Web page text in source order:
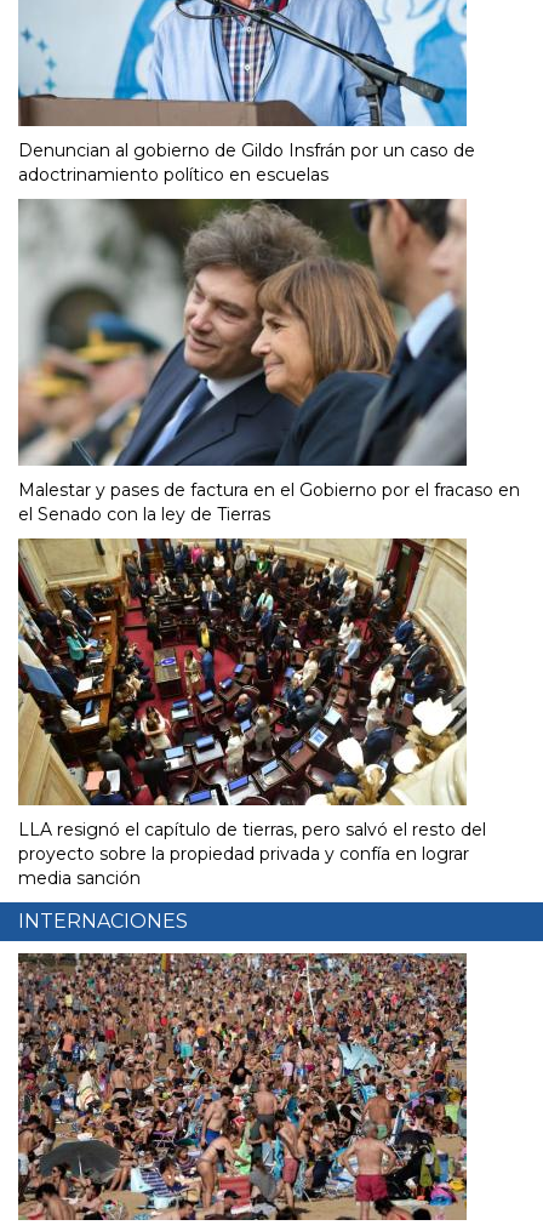
Denuncian al gobierno de Gildo Insfrán por un caso de
adoctrinamiento político en escuelas
Malestar y pases de factura en el Gobierno por el fracaso en
el Senado con la ley de Tierras
LLA resignó el capítulo de tierras, pero salvó el resto del
proyecto sobre la propiedad privada y confía en lograr
media sanción
INTERNACIONES